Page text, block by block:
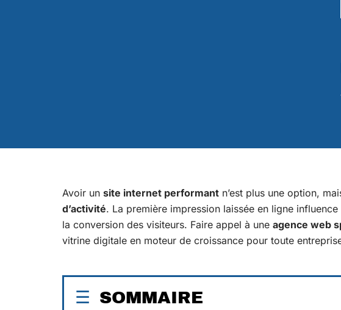
Avoir un site internet performant n’est plus une option,
d’activité. La première impression laissée en ligne influence
la conversion des visiteurs. Faire appel à une agence web
vitrine digitale en moteur de croissance pour toute
SOMMAIRE